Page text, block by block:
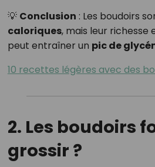
💡 Conclusion : Les boudoirs
caloriques, mais leur richesse
peut entraîner un pic de
10 recettes légères avec des
2. Les boudoirs
grossir ?